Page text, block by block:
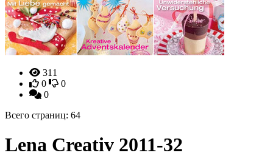
311
0
0
0
Всего страниц: 64
Lena Creativ 2011-32